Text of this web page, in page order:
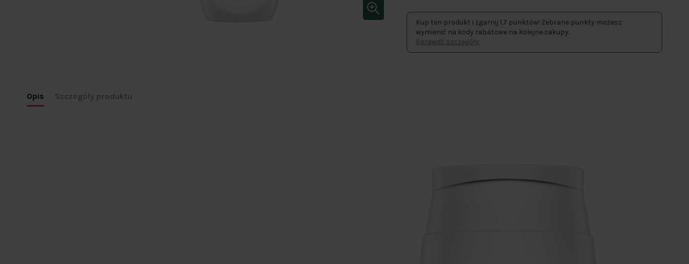
Kup ten produkt i zgarnij 1.7 punktów! Zebrane punkty możesz
wymienić na kody rabatowe na kolejne zakupy.
Sprawdź szczegóły.
Opis Szczegóły produktu